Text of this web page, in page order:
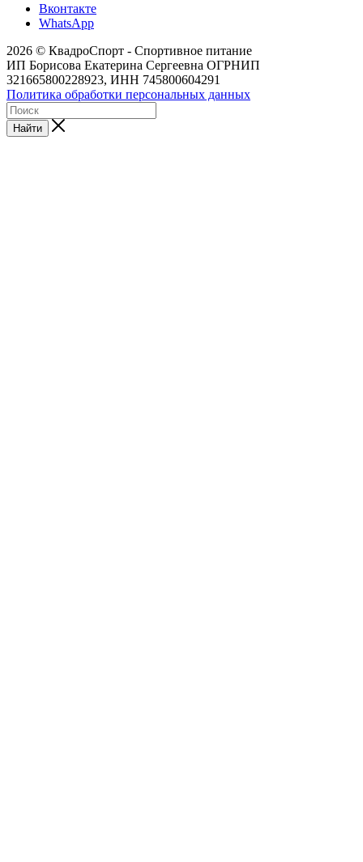
Вконтакте
WhatsApp
2026 © КвадроСпорт - Спортивное питание
ИП Борисова Екатерина Сергеевна ОГРНИП
321665800228923, ИНН 745800604291
Политика обработки персональных данных
Найти